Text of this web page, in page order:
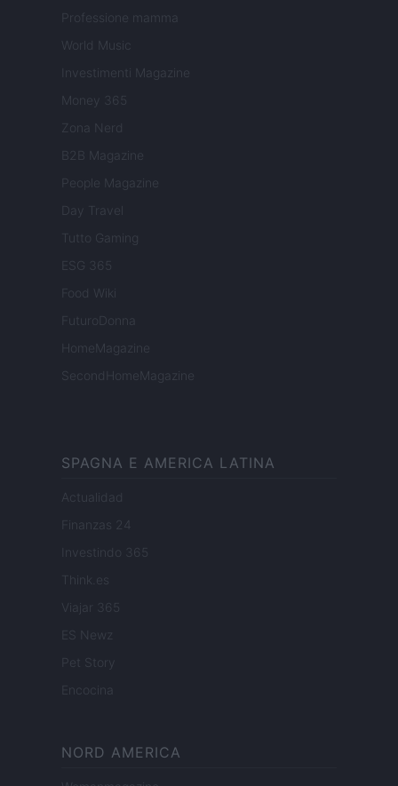
Professione mamma
World Music
Investimenti Magazine
Money 365
Zona Nerd
B2B Magazine
People Magazine
Day Travel
Tutto Gaming
ESG 365
Food Wiki
FuturoDonna
HomeMagazine
SecondHomeMagazine
SPAGNA E AMERICA LATINA
Actualidad
Finanzas 24
Investindo 365
Think.es
Viajar 365
ES Newz
Pet Story
Encocina
NORD AMERICA